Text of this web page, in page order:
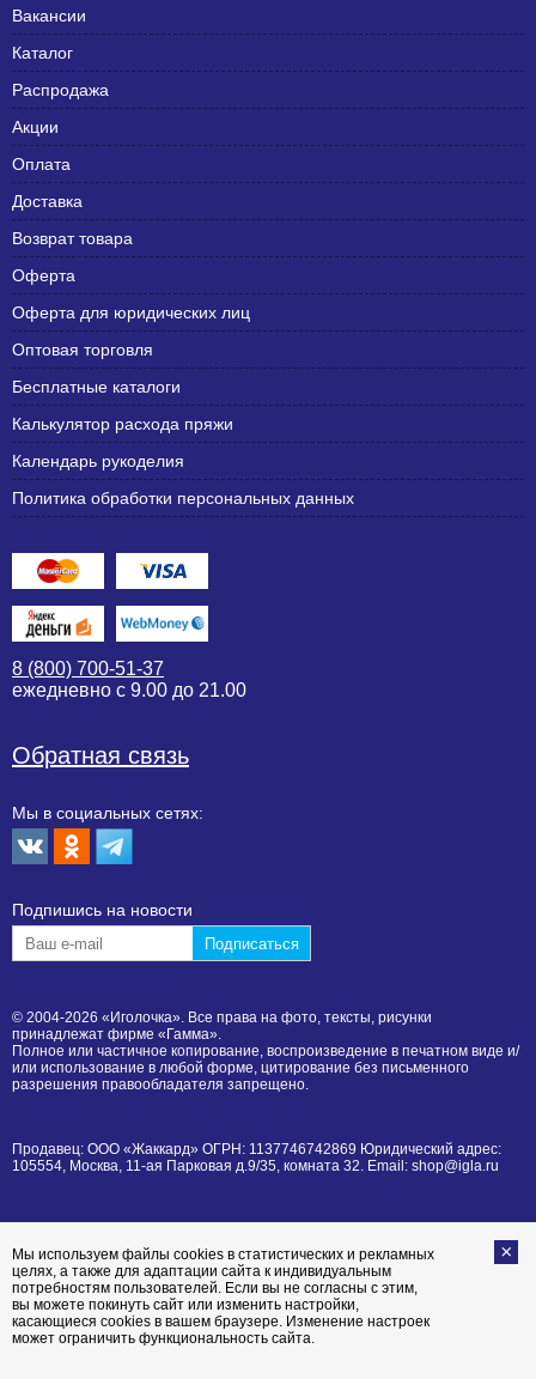
Вакансии
Каталог
Распродажа
Акции
Оплата
Доставка
Возврат товара
Оферта
Оферта для юридических лиц
Оптовая торговля
Бесплатные каталоги
Калькулятор расхода пряжи
Календарь рукоделия
Политика обработки персональных данных
8 (800) 700-51-37
ежедневно с 9.00 до 21.00
Обратная связь
Мы в социальных сетях:
Подпишиcь на новости
© 2004-2026 «Иголочка». Все права на фото, тексты, рисунки
принадлежат фирме «Гамма».
Полное или частичное копирование, воспроизведение в печатном виде и/
или использование в любой форме, цитирование без письменного
разрешения правообладателя запрещено.
Продавец: ООО «Жаккард» ОГРН: 1137746742869 Юридический адрес:
105554, Москва, 11-ая Парковая д.9/35, комната 32. Email: shop@igla.ru
Мы используем файлы cookies в статистических и рекламных
целях, а также для адаптации сайта к индивидуальным
потребностям пользователей. Если вы не согласны с этим,
вы можете покинуть сайт или изменить настройки,
касающиеся cookies в вашем браузере. Изменение настроек
может ограничить функциональность сайта.